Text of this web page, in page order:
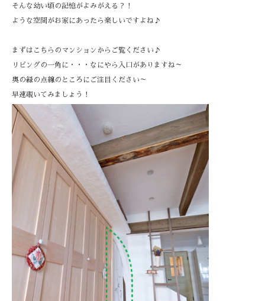
そんな幼い頃の記憶がよみがえる？！
ような空間がお家にあったら楽しいですよね♪
まずはこちらのマンションからご覧ください♪
リビングの一角に・・・なにやら入口がありますね～
奥の緑の点線のところにご注目ください～
早速覗いてみましょう！